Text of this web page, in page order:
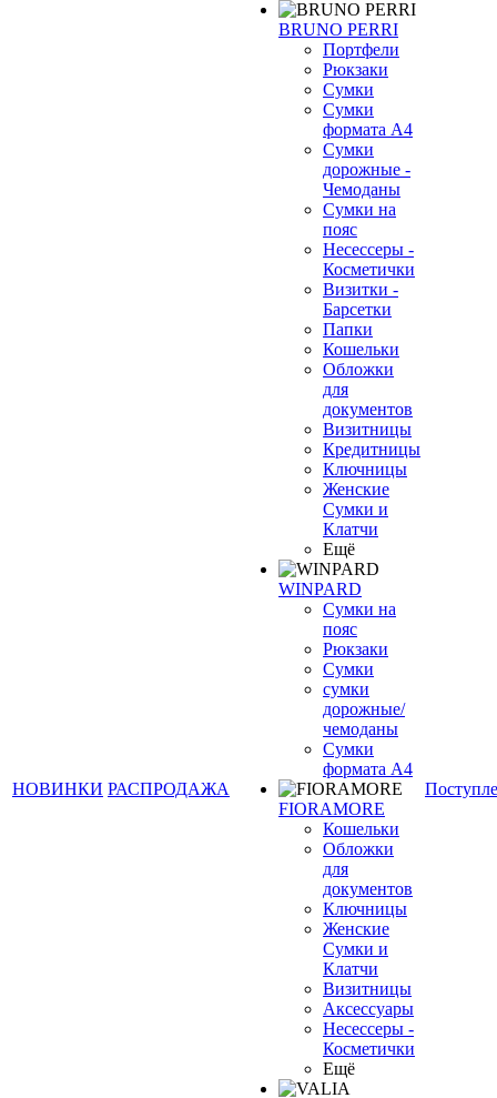
НОВИНКИ РАСПРОДАЖА
BRUNO PERRI
Портфели
Рюкзаки
Сумки
Сумки
формата А4
Сумки
дорожные -
Чемоданы
Сумки на
пояс
Несессеры -
Косметички
Визитки -
Барсетки
Папки
Кошельки
Обложки
для
документов
Визитницы
Кредитницы
Ключницы
Женские
Сумки и
Клатчи
Ещё
WINPARD
Сумки на
пояс
Рюкзаки
Сумки
сумки
дорожные/
чемоданы
Сумки
формата А4
FIORAMORE
Кошельки
Обложки
для
документов
Ключницы
Женские
Сумки и
Клатчи
Визитницы
Аксессуары
Несессеры -
Косметички
Ещё